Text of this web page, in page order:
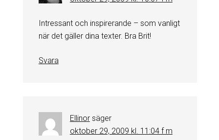
Intressant och inspirerande – som vanligt
när det gäller dina texter. Bra Brit!
Svara
Ellinor säger
oktober 29, 2009 kl. 11:04 f m